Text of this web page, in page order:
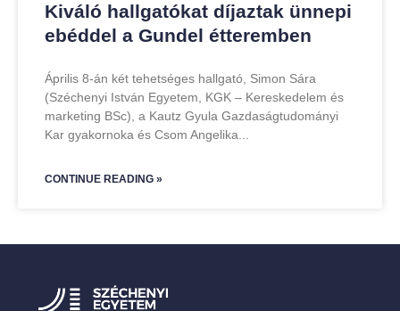
Kiváló hallgatókat díjaztak ünnepi
ebéddel a Gundel étteremben
Április 8-án két tehetséges hallgató, Simon Sára
(Széchenyi István Egyetem, KGK – Kereskedelem és
marketing BSc), a Kautz Gyula Gazdaságtudományi
Kar gyakornoka és Csom Angelika
CONTINUE READING »